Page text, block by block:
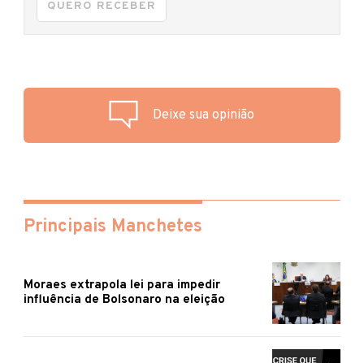
QUERO RECEBER
Deixe sua opinião
Principais Manchetes
Moraes extrapola lei para impedir
influência de Bolsonaro na eleição